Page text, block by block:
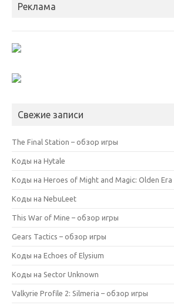
Реклама
Свежие записи
The Final Station – обзор игры
Коды на Hytale
Коды на Heroes of Might and Magic: Olden Era
Коды на NebuLeet
This War of Mine – обзор игры
Gears Tactics – обзор игры
Коды на Echoes of Elysium
Коды на Sector Unknown
Valkyrie Profile 2: Silmeria – обзор игры